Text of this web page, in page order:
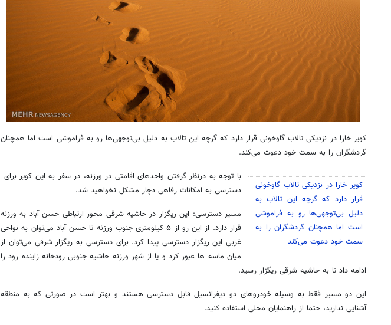
کویر خارا در نزدیکی تالاب گاوخونی قرار دارد که گرچه این تالاب به دلیل بی‌توجهی‌ها رو به فراموشی است اما همچنان
گردشگران را به سمت خود دعوت می‌کند.
کویر خارا در نزدیکی تالاب گاوخونی
قرار دارد که گرچه این تالاب به
دلیل بی‌توجهی‌ها رو به فراموشی
است اما همچنان گردشگران را به
سمت خود دعوت می‌کند
با توجه به درنظر گرفتن واحدهای اقامتی در ورزنه، در سفر به این کویر برای
دسترسی به امکانات رفاهی دچار مشکل نخواهید شد.
مسیر دسترسی: این ریگزار در حاشیه شرقی محور ارتباطی حسن آباد به ورزنه
قرار دارد. از این رو از ۵ کیلومتری جنوب ورزنه تا حسن آباد می‌توان به نواحی
غربی این ریگزار دسترسی پیدا کرد. برای دسترسی به ریگزار شرقی می‌توان از
میان ماسه ها عبور کرد و یا از شهر ورزنه حاشیه جنوبی رودخانه زاینده رود را
ادامه داد تا به حاشیه شرقی ریگزار رسید.
این دو مسیر فقط به وسیله خودروهای دو دیفرانسیل قابل دسترسی هستند و بهتر است در صورتی که به منطقه
آشنایی ندارید، حتما از راهنمایان محلی استفاده کنید.
روزنامه‌های ورزشی چهارشنبه ۱۴ مرداد ۱۴۰۵ روزنامه‌های صبح چهارشنبه ۱۴ مرداد ۱۴۰۵